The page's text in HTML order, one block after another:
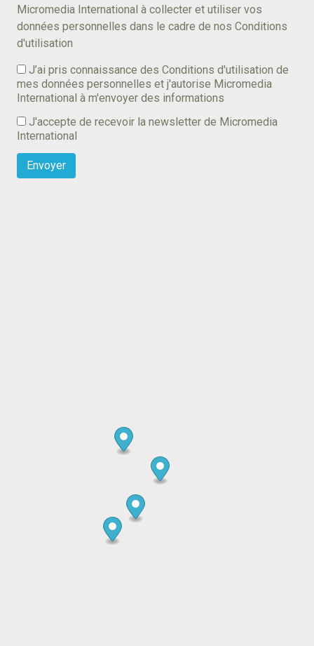
Micromedia International à collecter et utiliser vos
données personnelles dans le cadre de nos Conditions
d'utilisation
J’ai pris connaissance des Conditions d'utilisation de
mes données personnelles et j'autorise Micromedia
International à m'envoyer des informations
J'accepte de recevoir la newsletter de Micromedia
International